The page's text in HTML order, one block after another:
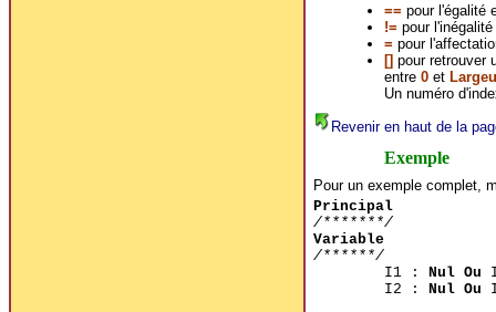
== pour l'égalité
!= pour
= pour
[]pour retrouver
entre 0et
Un numéro
Revenir en haut de la
Exemple
Pour un exemple complet,
Principal
/*******/
Variable
/******/
I1 : Nul Ou
I2 : Nul Ou